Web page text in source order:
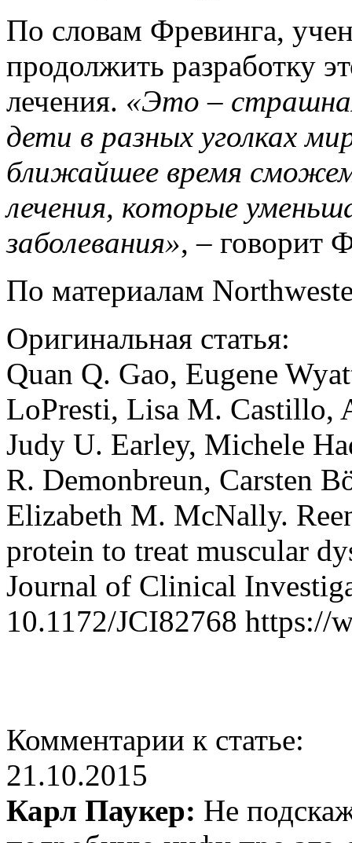
По словам Фревинга,
продолжить разработку
лечения. «Это –
дети в разных уголках
ближайшее время
лечения, которые
заболевания», – говорит
По материалам
Оригинальная статья:
Quan Q. Gao, Eugene
LoPresti, Lisa M. Castillo,
Judy U. Earley, Michele
R. Demonbreun, Carsten
Elizabeth M. McNally.
protein to treat muscular
Journal of Clinical
10.1172/JCI82768 https://
Комментарии к статье:
21.10.2015
Карл Паукер: Не